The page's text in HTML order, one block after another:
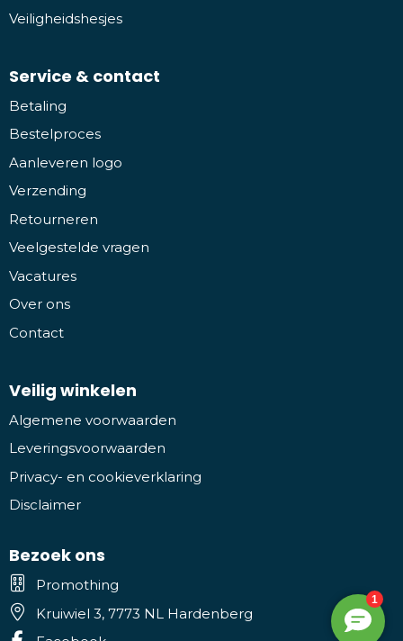
Veiligheidshesjes
Service & contact
Betaling
Bestelproces
Aanleveren logo
Verzending
Retourneren
Veelgestelde vragen
Vacatures
Over ons
Contact
Veilig winkelen
Algemene voorwaarden
Leveringsvoorwaarden
Privacy- en cookieverklaring
Disclaimer
Bezoek ons
Promothing
Kruiwiel 3, 7773 NL Hardenberg